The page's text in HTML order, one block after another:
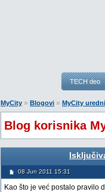
TECH deo
MyCity » Blogovi » MyCity
Blog korisnika
08 Jun 2011 15:31
Kao što je već postalo pravilo